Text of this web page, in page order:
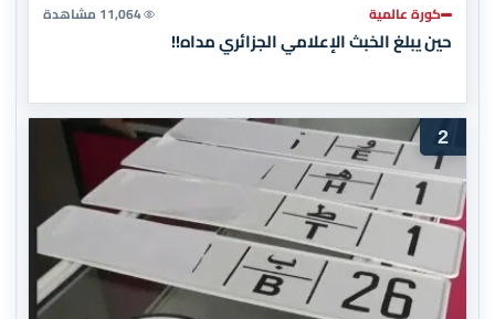
كورة عالمية 11,064 مشاهدة
حين يبلغ الخبث الإعلامي الجزائري مداه!!
2